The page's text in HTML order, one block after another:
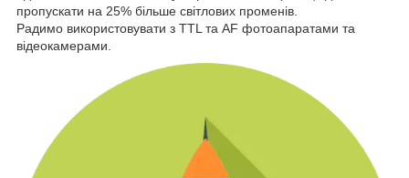
пропускати на 25% більше світлових променів.
Радимо використовувати з TTL та AF фотоапаратами та
відеокамерами.